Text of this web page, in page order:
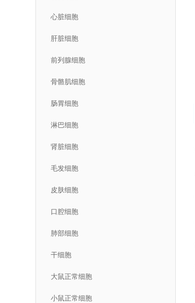
心脏细胞
肝脏细胞
前列腺细胞
骨骼肌细胞
肠胃细胞
淋巴细胞
肾脏细胞
毛发细胞
皮肤细胞
口腔细胞
肺部细胞
干细胞
大鼠正常细胞
小鼠正常细胞